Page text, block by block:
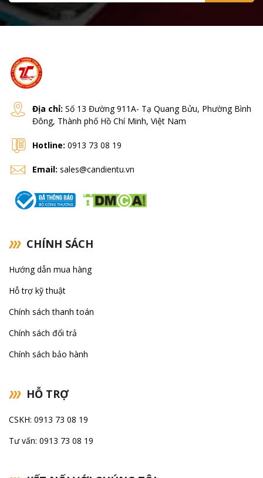
Infinity
HBM
KERN
Shinko
Ohaus
Địa chỉ: Số 13 Đường 911A- Tạ Quang Bửu, Phường Bình
Đông, Thành phố Hồ Chí Minh, Việt Nam
Hotline: 0913 73 08 19
Email: sales@candientu.vn
CHÍNH SÁCH
Hướng dẫn mua hàng
Hỗ trợ kỹ thuật
Chính sách thanh toán
Chính sách đổi trả
Chính sách bảo hành
HỖ TRỢ
CSKH: 0913 73 08 19
Tư vấn: 0913 73 08 19